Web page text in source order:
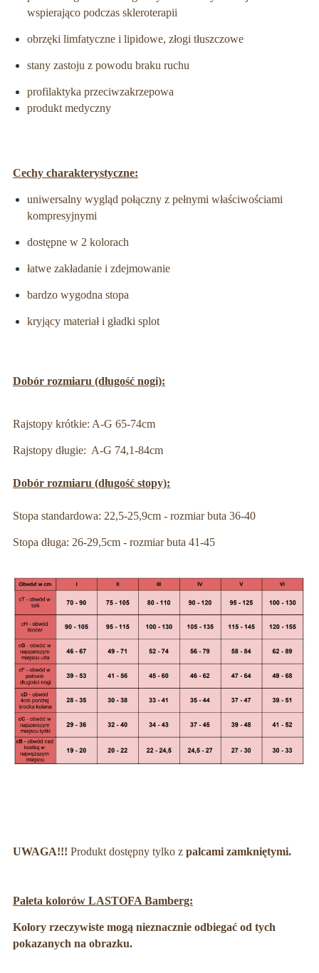
wspierająco podczas skleroterapii
obrzęki limfatyczne i lipidowe, złogi tłuszczowe
stany zastoju z powodu braku ruchu
profilaktyka przeciwzakrzepowa
produkt medyczny
Cechy charakterystyczne:
uniwersalny wygląd połączny z pełnymi właściwościami
kompresyjnymi
dostępne w 2 kolorach
łatwe zakładanie i zdejmowanie
bardzo wygodna stopa
kryjący materiał i gładki splot
Dobór rozmiaru (długość nogi):
Rajstopy krótkie: A-G 65-74cm
Rajstopy długie: A-G 74,1-84cm
Dobór rozmiaru (długość stopy):
Stopa standardowa: 22,5-25,9cm - rozmiar buta 36-40
Stopa długa: 26-29,5cm - rozmiar buta 41-45
UWAGA!!! Produkt dostępny tylko z palcami zamkniętymi.
Paleta kolorów LASTOFA Bamberg:
Kolory rzeczywiste mogą nieznacznie odbiegać od tych
pokazanych na obrazku.